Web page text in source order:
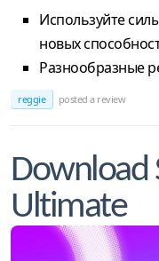
Используйте
новых
Разнообразные
reggie posted a review
Download
Ultimate